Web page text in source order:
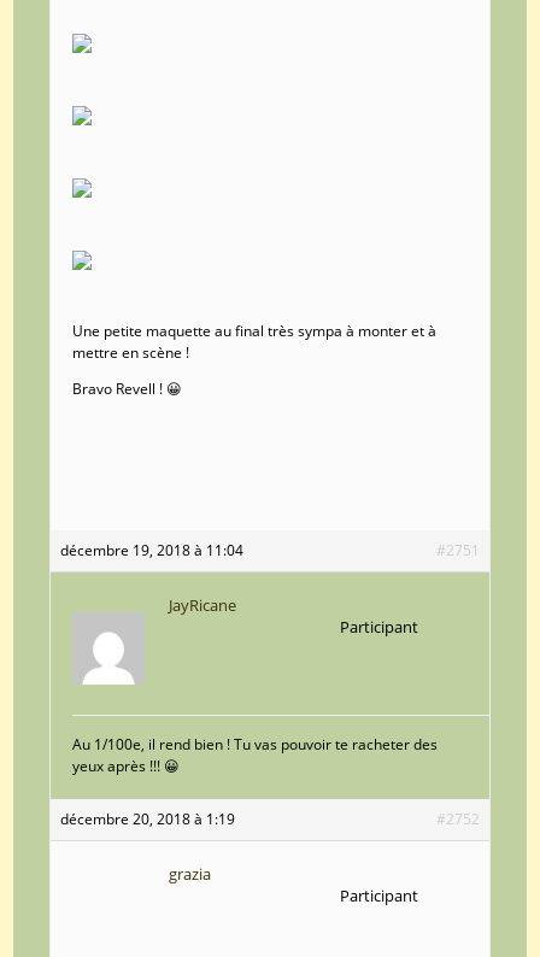
Une petite maquette au final très sympa à monter et à
mettre en scène !
Bravo Revell ! 😀
décembre 19, 2018 à 11:04 #2751
JayRicane
Participant
Au 1/100e, il rend bien ! Tu vas pouvoir te racheter des
yeux après !!! 😀
décembre 20, 2018 à 1:19 #2752
grazia
Participant